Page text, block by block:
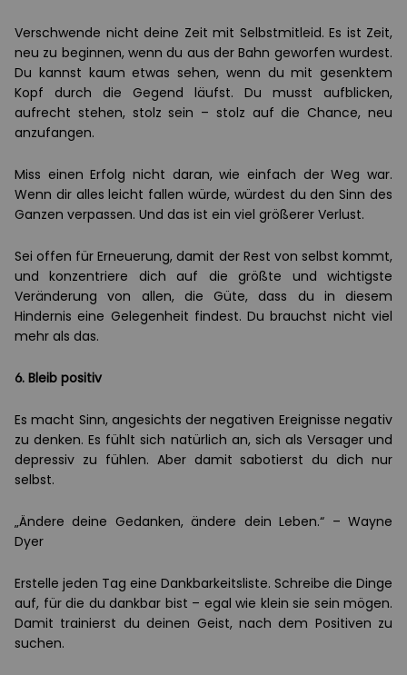
Verschwende nicht deine Zeit mit Selbstmitleid. Es ist Zeit,
neu zu beginnen, wenn du aus der Bahn geworfen wurdest.
Du kannst kaum etwas sehen, wenn du mit gesenktem
Kopf durch die Gegend läufst. Du musst aufblicken,
aufrecht stehen, stolz sein – stolz auf die Chance, neu
anzufangen.
Miss einen Erfolg nicht daran, wie einfach der Weg war.
Wenn dir alles leicht fallen würde, würdest du den Sinn des
Ganzen verpassen. Und das ist ein viel größerer Verlust.
Sei offen für Erneuerung, damit der Rest von selbst kommt,
und konzentriere dich auf die größte und wichtigste
Veränderung von allen, die Güte, dass du in diesem
Hindernis eine Gelegenheit findest. Du brauchst nicht viel
mehr als das.
6. Bleib positiv
Es macht Sinn, angesichts der negativen Ereignisse negativ
zu denken. Es fühlt sich natürlich an, sich als Versager und
depressiv zu fühlen. Aber damit sabotierst du dich nur
selbst.
„Ändere deine Gedanken, ändere dein Leben.“ – Wayne
Dyer
Erstelle jeden Tag eine Dankbarkeitsliste. Schreibe die Dinge
auf, für die du dankbar bist – egal wie klein sie sein mögen.
Damit trainierst du deinen Geist, nach dem Positiven zu
suchen.